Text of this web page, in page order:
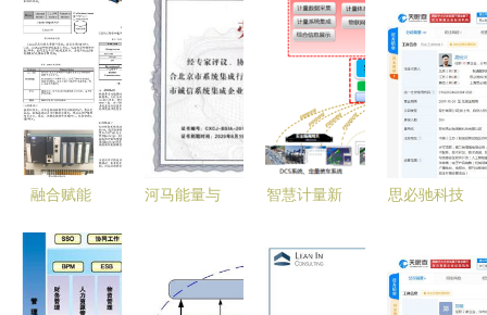
融合赋能
遥感、工业
控制与物联
河马能量与
年北京市诚
智慧计量新
智慧计量信
思必驰科技
幅增至原6
倍，阿里巴